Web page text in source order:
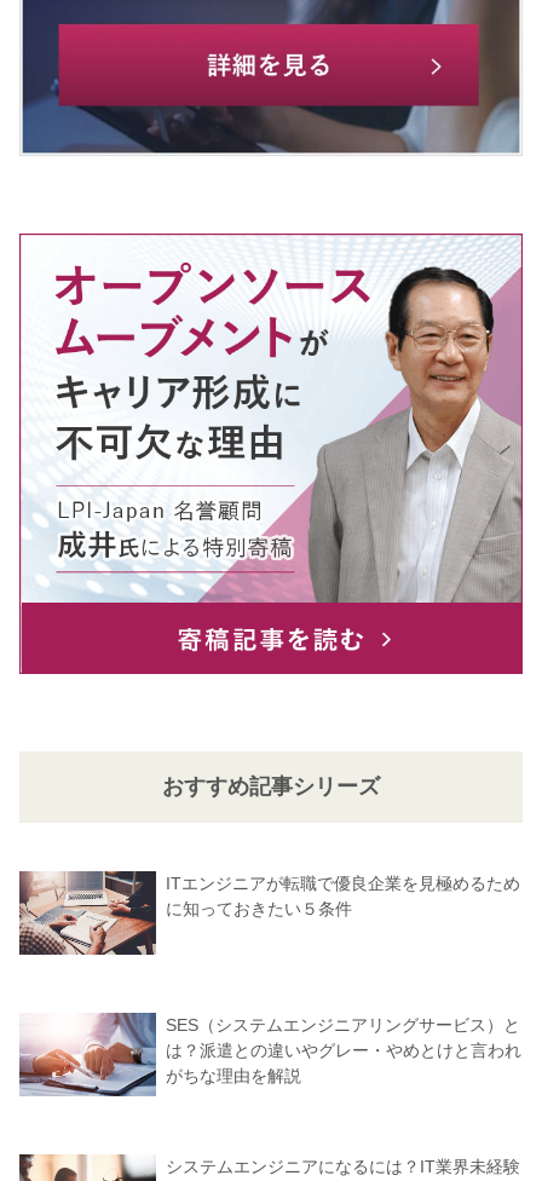
おすすめ記事シリーズ
ITエンジニアが転職で優良企業を見極めるため
に知っておきたい５条件
SES（システムエンジニアリングサービス）と
は？派遣との違いやグレー・やめとけと言われ
がちな理由を解説
システムエンジニアになるには？IT業界未経験